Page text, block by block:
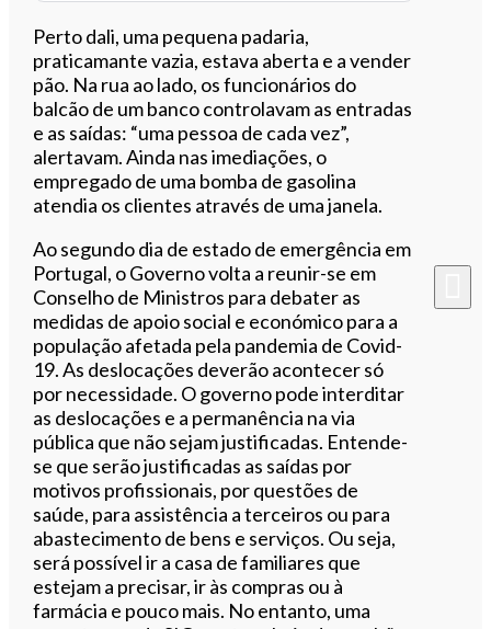
Perto dali, uma pequena padaria,
praticamante vazia, estava aberta e a vender
pão. Na rua ao lado, os funcionários do
balcão de um banco controlavam as entradas
e as saídas: “uma pessoa de cada vez”,
alertavam. Ainda nas imediações, o
empregado de uma bomba de gasolina
atendia os clientes através de uma janela.
Ao segundo dia de estado de emergência em
Portugal, o Governo volta a reunir-se em
Conselho de Ministros para debater as
medidas de apoio social e económico para a
população afetada pela pandemia de Covid-
19. As deslocações deverão acontecer só
por necessidade. O governo pode interditar
as deslocações e a permanência na via
pública que não sejam justificadas. Entende-
se que serão justificadas as saídas por
motivos profissionais, por questões de
saúde, para assistência a terceiros ou para
abastecimento de bens e serviços. Ou seja,
será possível ir a casa de familiares que
estejam a precisar, ir às compras ou à
farmácia e pouco mais. No entanto, uma